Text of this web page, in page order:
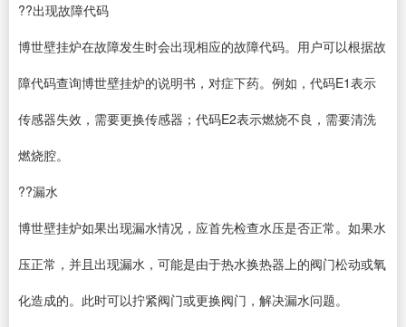
??出现故障代码
博世壁挂炉在故障发生时会出现相应的故障代码。用户可以根据故
障代码查询博世壁挂炉的说明书，对症下药。例如，代码E1表示
传感器失效，需要更换传感器；代码E2表示燃烧不良，需要清洗
燃烧腔。
??漏水
博世壁挂炉如果出现漏水情况，应首先检查水压是否正常。如果水
压正常，并且出现漏水，可能是由于热水换热器上的阀门松动或氧
化造成的。此时可以拧紧阀门或更换阀门，解决漏水问题。